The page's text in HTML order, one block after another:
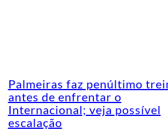
Palmeiras faz penúltimo
antes de enfrentar o
Internacional; veja possível
escalação